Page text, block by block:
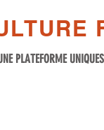
PLATEFORME